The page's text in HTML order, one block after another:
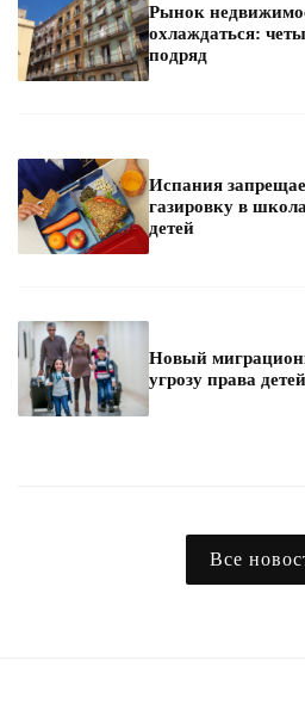
Рынок
охлаждаться:
подряд
Испания
газировку в
детей
Новый
угрозу права детей
Все